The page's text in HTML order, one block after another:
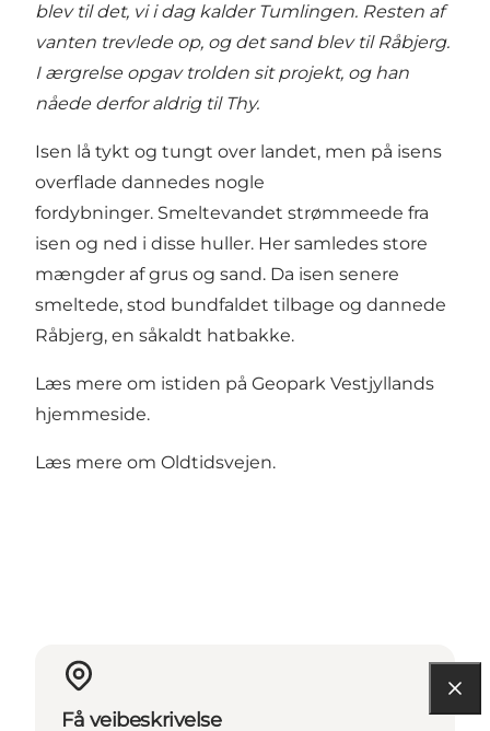
blev til det, vi i dag kalder Tumlingen. Resten af
vanten trevlede op, og det sand blev til Råbjerg.
I ærgrelse opgav trolden sit projekt, og han
nåede derfor aldrig til Thy.
Isen lå tykt og tungt over landet, men på isens
overflade dannedes nogle
fordybninger. Smeltevandet strømmeede fra
isen og ned i disse huller. Her samledes store
mængder af grus og sand. Da isen senere
smeltede, stod bundfaldet tilbage og dannede
Råbjerg, en såkaldt hatbakke.
Læs mere om istiden på Geopark Vestjyllands
hjemmeside.
Læs mere om Oldtidsvejen.
Få veibeskrivelse